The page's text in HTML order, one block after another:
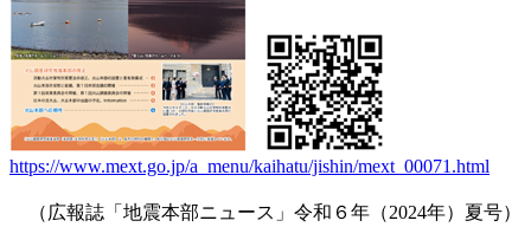
https://www.mext.go.jp/a_menu/kaihatu/jishin/mext_00071.html
（広報誌「地震本部ニュース」令和６年（2024年）夏号）